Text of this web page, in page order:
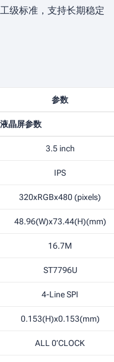
级标准，支持长期稳定
参数
液晶屏参数
3.5 inch
IPS
320xRGBx480 (pixels)
48.96(W)x73.44(H)(mm)
16.7M
ST7796U
4-Line SPI
0.153(H)x0.153(mm)
ALL 0’CLOCK